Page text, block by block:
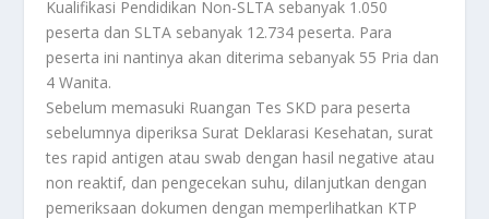
Kualifikasi Pendidikan Non-SLTA sebanyak 1.050
peserta dan SLTA sebanyak 12.734 peserta. Para
peserta ini nantinya akan diterima sebanyak 55 Pria dan
4 Wanita.
Sebelum memasuki Ruangan Tes SKD para peserta
sebelumnya diperiksa Surat Deklarasi Kesehatan, surat
tes rapid antigen atau swab dengan hasil negative atau
non reaktif, dan pengecekan suhu, dilanjutkan dengan
pemeriksaan dokumen dengan memperlihatkan KTP